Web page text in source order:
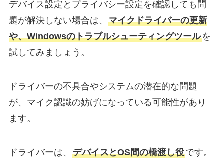
デバイス設定とプライバシー設定を確認しても問
題が解決しない場合は、 マイクドライバーの更新
や、Windowsのトラブルシューティングツールを
試してみましょう。
ドライバーの不具合やシステムの潜在的な問題
が、マイク認識の妨げになっている可能性があり
ます。
ドライバーは、 デバイスとOS間の橋渡し役です。